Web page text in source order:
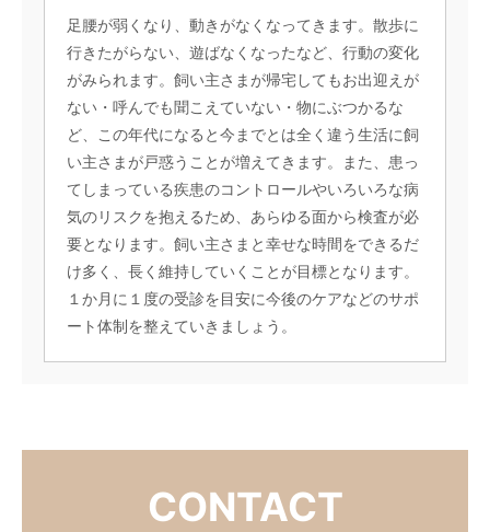
足腰が弱くなり、動きがなくなってきます。散歩に
行きたがらない、遊ばなくなったなど、行動の変化
がみられます。飼い主さまが帰宅してもお出迎えが
ない・呼んでも聞こえていない・物にぶつかるな
ど、この年代になると今までとは全く違う生活に飼
い主さまが戸惑うことが増えてきます。また、患っ
てしまっている疾患のコントロールやいろいろな病
気のリスクを抱えるため、あらゆる面から検査が必
要となります。飼い主さまと幸せな時間をできるだ
け多く、長く維持していくことが目標となります。
１か月に１度の受診を目安に今後のケアなどのサポ
ート体制を整えていきましょう。
CONTACT